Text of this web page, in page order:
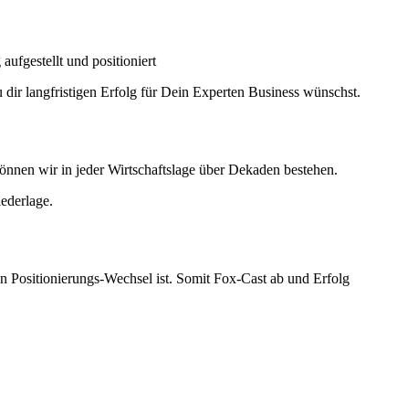
und positioniert
langfristigen Erfolg für Dein Experten Business wünschst.
wir in jeder Wirtschaftslage über Dekaden bestehen.
Positionierungs-Wechsel ist. Somit Fox-Cast ab und Erfolg